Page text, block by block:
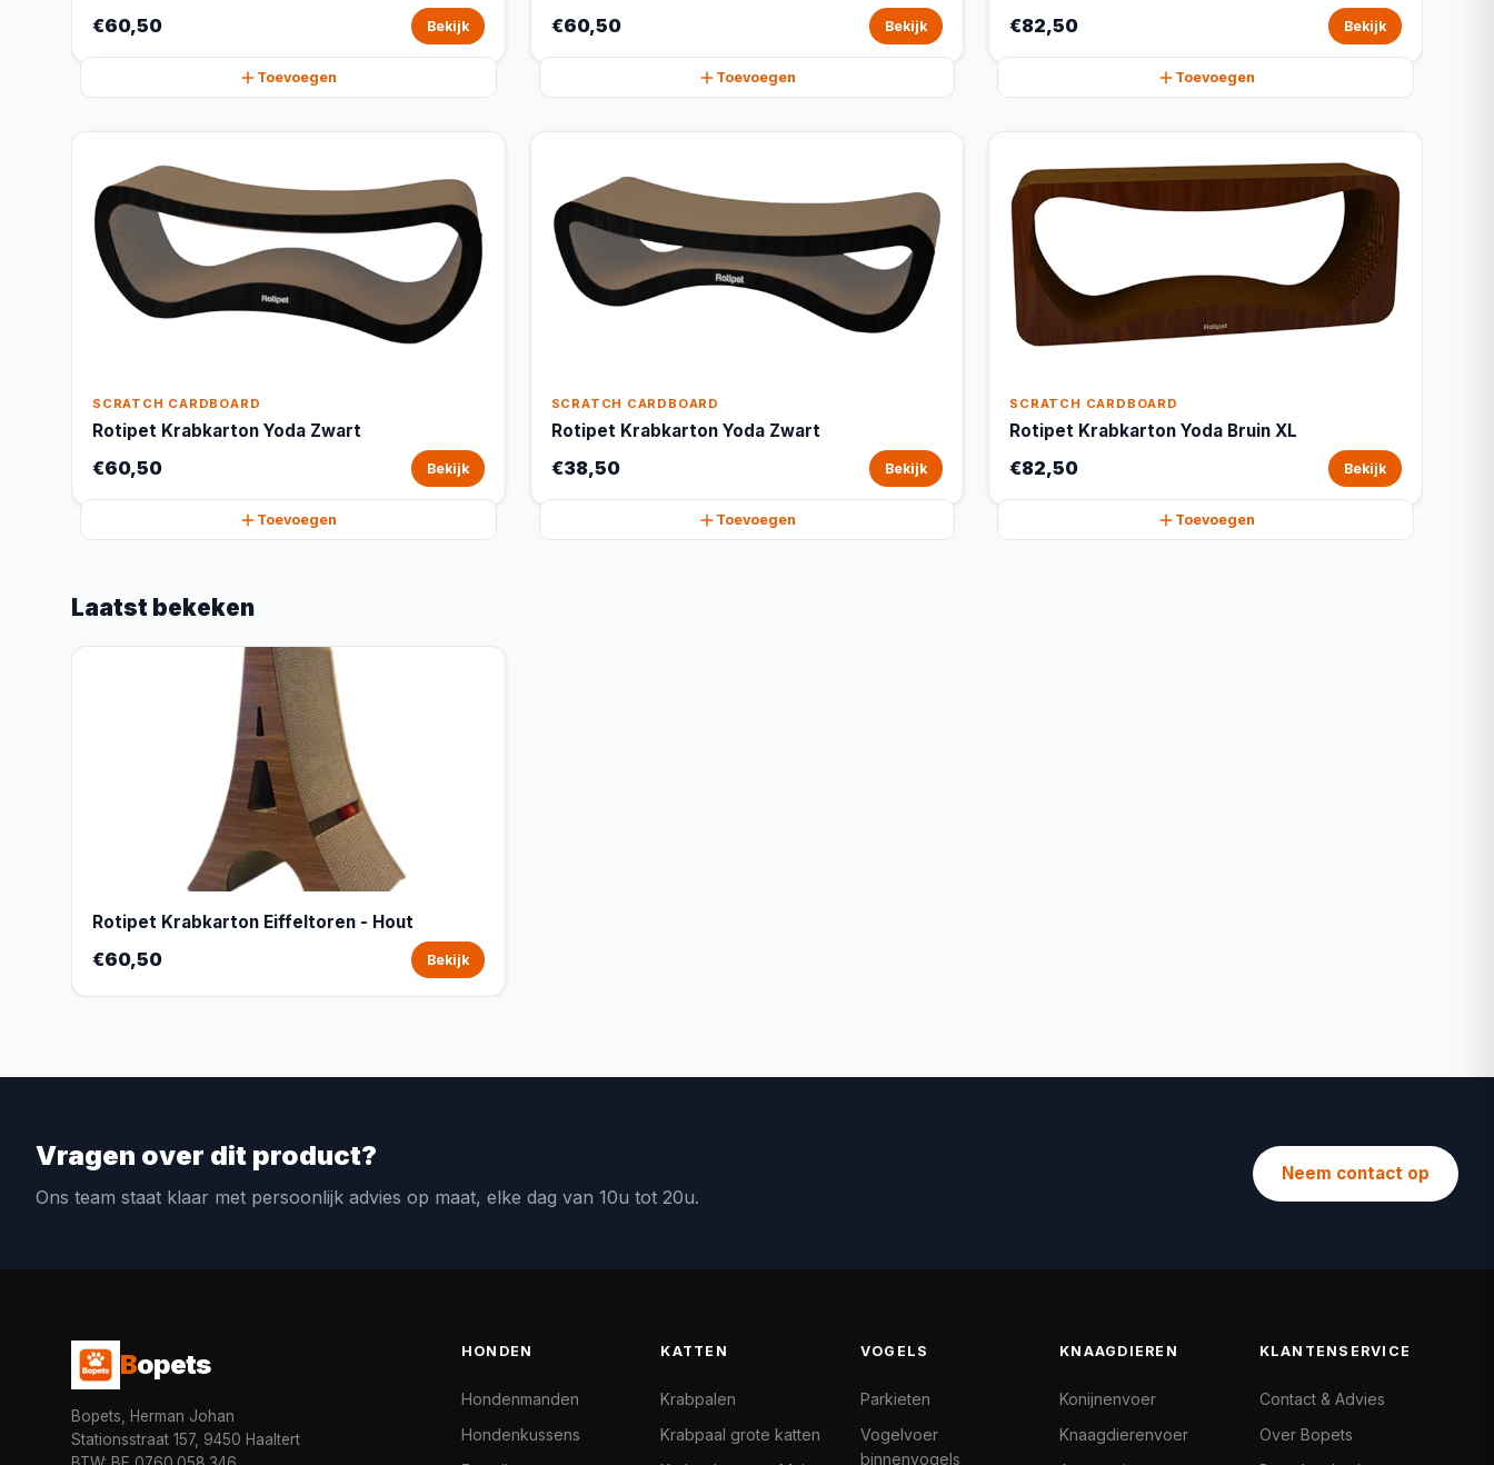
€60,50 Bekijk
Toevoegen
€60,50 Bekijk
Toevoegen
€82,50 Bekijk
Toevoegen
SCRATCH CARDBOARD
Rotipet Krabkarton Yoda Zwart
€60,50 Bekijk
Toevoegen
SCRATCH CARDBOARD
Rotipet Krabkarton Yoda Zwart
€38,50 Bekijk
Toevoegen
SCRATCH CARDBOARD
Rotipet Krabkarton Yoda Bruin XL
€82,50 Bekijk
Toevoegen
Laatst bekeken
Rotipet Krabkarton Eiffeltoren - Hout
€60,50 Bekijk
Vragen over dit product?
Ons team staat klaar met persoonlijk advies op maat, elke dag van 10u tot 20u.
Neem contact op
Bopets
Bopets, Herman Johan
Stationsstraat 157, 9450 Haaltert
HONDEN
Hondenmanden
Hondenkussens
KATTEN
Krabpalen
Krabpaal grote katten
VOGELS
Parkieten
Vogelvoer
binnenvogels
KNAAGDIEREN
Konijnenvoer
Knaagdierenvoer
KLANTENSERVICE
Contact & Advies
Over Bopets